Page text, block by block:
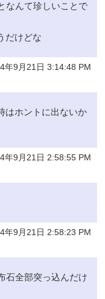
なんて珍しいことで
だけどな
年9月21日 3:14:48 PM
はホントに出ないか
年9月21日 2:58:55 PM
年9月21日 2:58:23 PM
石全部突っ込んだけ